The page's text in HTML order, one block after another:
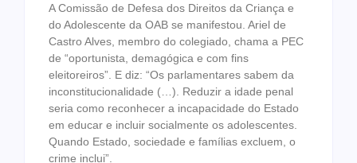
A Comissão de Defesa dos Direitos da Criança e
do Adolescente da OAB se manifestou. Ariel de
Castro Alves, membro do colegiado, chama a PEC
de “oportunista, demagógica e com fins
eleitoreiros”. E diz: “Os parlamentares sabem da
inconstitucionalidade (…). Reduzir a idade penal
seria como reconhecer a incapacidade do Estado
em educar e incluir socialmente os adolescentes.
Quando Estado, sociedade e famílias excluem, o
crime inclui”.